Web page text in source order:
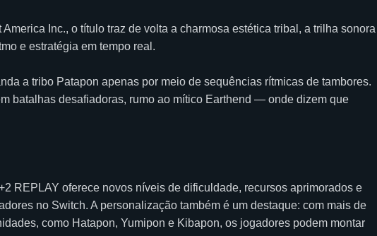
Inc., o título traz de volta a charmosa estética tribal, a trilha sonora
e estratégia em tempo real.
a tribo Patapon apenas por meio de sequências rítmicas de tambores.
batalhas desafiadoras, rumo ao mítico Earthend — onde dizem que
REPLAY oferece novos níveis de dificuldade, recursos aprimorados e
no Switch. A personalização também é um destaque: com mais de
como Hatapon, Yumipon e Kibapon, os jogadores podem montar